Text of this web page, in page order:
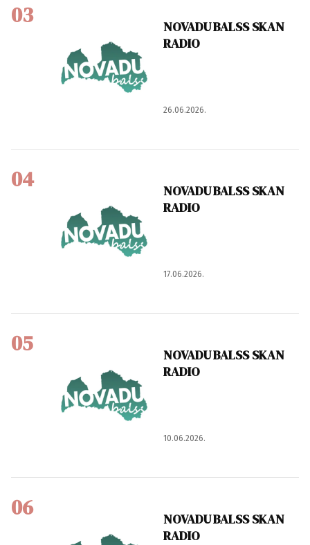
03
NOVADU BALSS SKAN
RADIO
26.06.2026.
04
NOVADU BALSS SKAN
RADIO
17.06.2026.
05
NOVADU BALSS SKAN
RADIO
10.06.2026.
06
NOVADU BALSS SKAN
RADIO